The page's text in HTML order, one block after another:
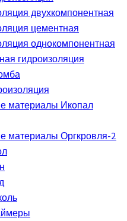
двухкомпонентная
цементная
однокомпонентная
гидроизоляция
материалы Икопал
материалы Оргкровля-2